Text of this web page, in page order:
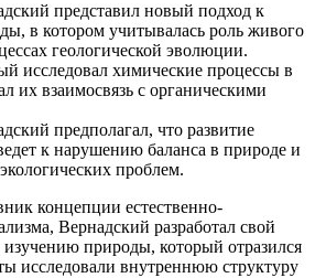
представил новый подход к
в котором учитывалась роль живого
геологической эволюции.
исследовал химические процессы в
их взаимосвязь с органическими
предполагал, что развитие
к нарушению баланса в природе и
проблем.
концепции естественно-
Вернадский разработал свой
природы, который отразился
исследовали внутреннюю структуру